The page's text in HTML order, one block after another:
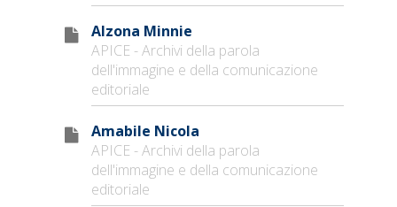
Alzona Minnie
APICE - Archivi della parola
dell'immagine e della comunicazione
editoriale
Amabile Nicola
APICE - Archivi della parola
dell'immagine e della comunicazione
editoriale